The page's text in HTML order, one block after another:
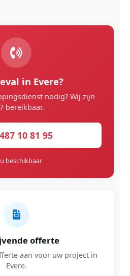
in Evere?
nodig? Wij zijn
bereikbaar.
10 81 95
beschikbaar
offerte
aan voor uw project in
Evere.